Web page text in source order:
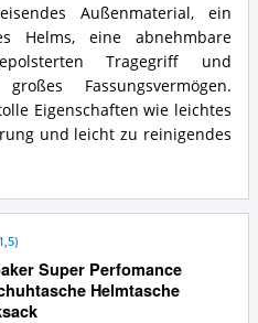
Außenmaterial, ein
Helms, eine abnehmbare
Tragegriff und
Fassungsvermögen.
Eigenschaften wie leichtes
und leicht zu reinigendes
Super Perfomance
Helmtasche
1,5)